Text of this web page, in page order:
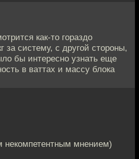
как-то гораздо
за систему, с другой стороны,
бы интересно узнать еще
в ваттах и массу блока
некомпетентным мнением)